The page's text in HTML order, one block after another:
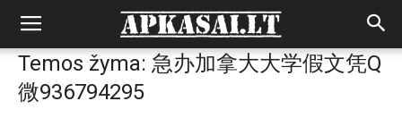
Temos žyma: 急办加拿大大学假文凭Q
微936794295